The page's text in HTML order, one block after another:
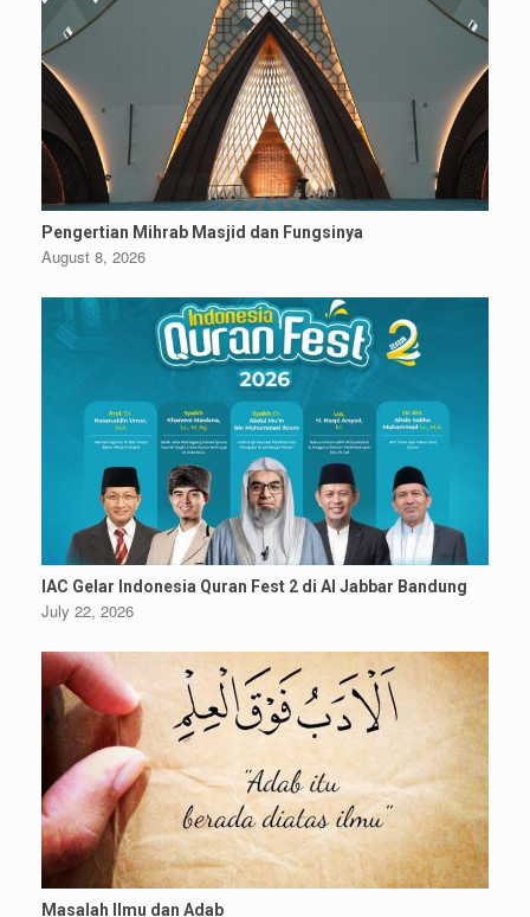
Pengertian Mihrab Masjid dan Fungsinya
August 8, 2026
IAC Gelar Indonesia Quran Fest 2 di Al Jabbar Bandung
July 22, 2026
Masalah Ilmu dan Adab